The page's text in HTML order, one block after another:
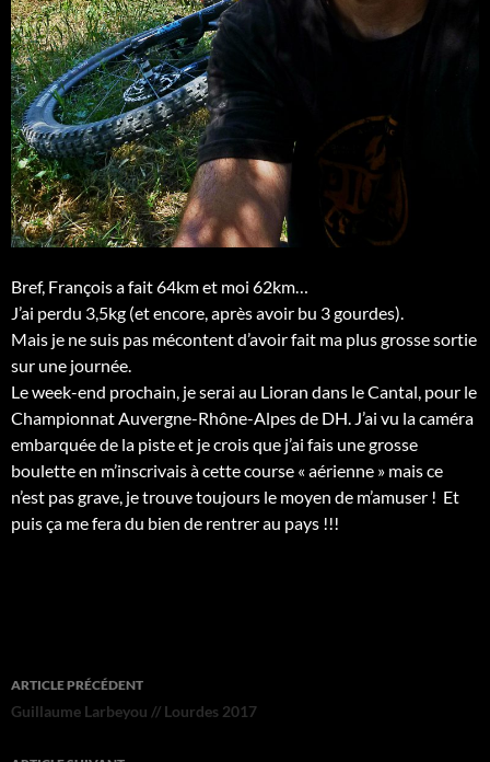
Bref, François a fait 64km et moi 62km…
J’ai perdu 3,5kg (et encore, après avoir bu 3 gourdes).
Mais je ne suis pas mécontent d’avoir fait ma plus grosse sortie
sur une journée.
Le week-end prochain, je serai au Lioran dans le Cantal, pour le
Championnat Auvergne-Rhône-Alpes de DH. J’ai vu la caméra
embarquée de la piste et je crois que j’ai fais une grosse
boulette en m’inscrivais à cette course « aérienne » mais ce
n’est pas grave, je trouve toujours le moyen de m’amuser ! Et
puis ça me fera du bien de rentrer au pays !!!
Navigation
des
articles
ARTICLE PRÉCÉDENT
Guillaume Larbeyou // Lourdes 2017